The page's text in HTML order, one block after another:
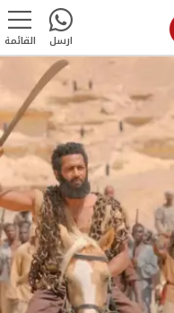
القائمة ارسل